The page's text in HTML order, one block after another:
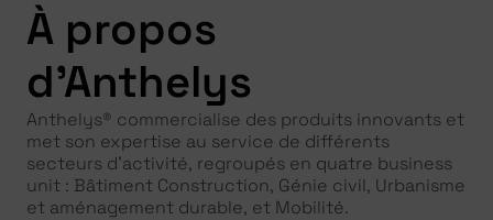
À propos
d'Anthelys
Anthelys® commercialise des produits innovants et
met son expertise au service de différents
secteurs d’activité, regroupés en quatre business
unit : Bâtiment Construction, Génie civil, Urbanisme
et aménagement durable, et Mobilité.